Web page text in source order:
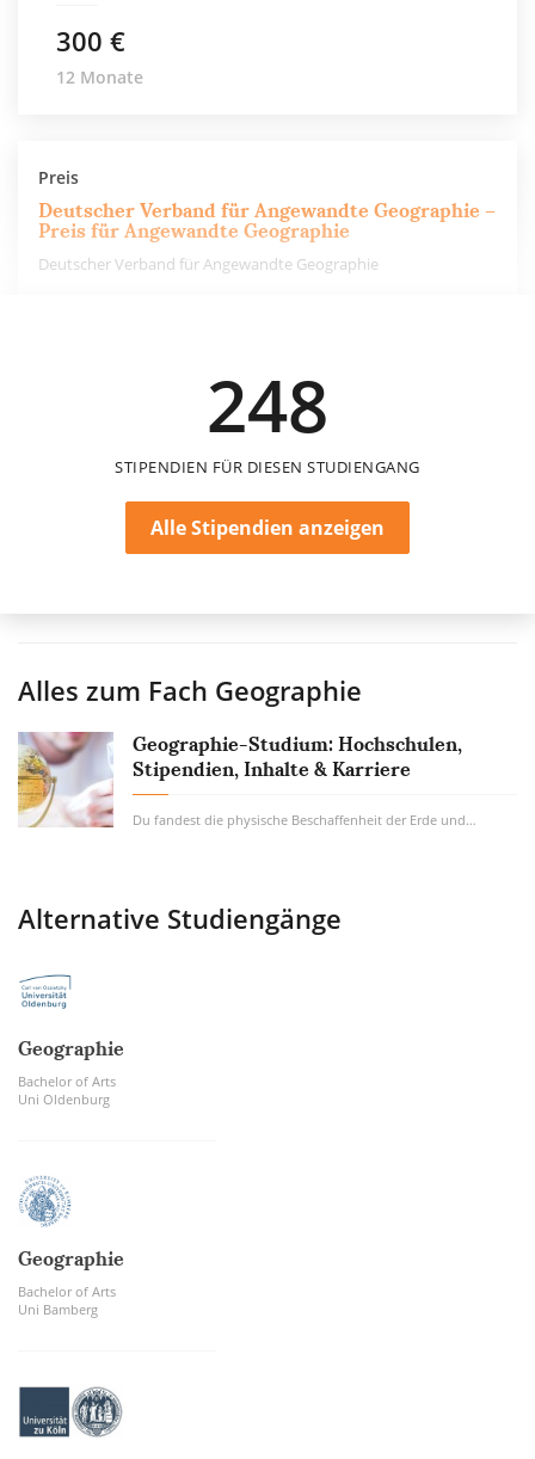
300 €
12 Monate
Preis
Deutscher Verband für Angewandte Geographie –
Preis für Angewandte Geographie
Deutscher Verband für Angewandte Geographie
248
STIPENDIEN FÜR DIESEN STUDIENGANG
Alle Stipendien anzeigen
Alles zum Fach Geographie
Geographie-Studium: Hochschulen,
Stipendien, Inhalte & Karriere
Du fandest die physische Beschaffenheit der Erde und die Wechselwirkungen zwischen Mensch...
Alternative Studiengänge
Geographie
Bachelor of Arts
Uni Oldenburg
Geographie
Bachelor of Arts
Uni Bamberg